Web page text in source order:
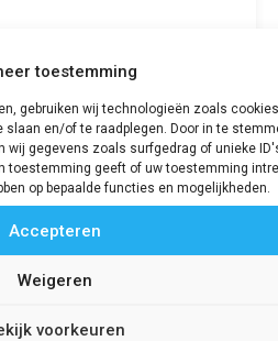
toestemming
gebruiken wij technologieën zoals
slaan en/of te raadplegen. Door in te
wij gegevens zoals surfgedrag of unieke
toestemming geeft of uw toestemming
op bepaalde functies en mogelijkheden.
Accepteren
Weigeren
voorkeuren
cap SABB